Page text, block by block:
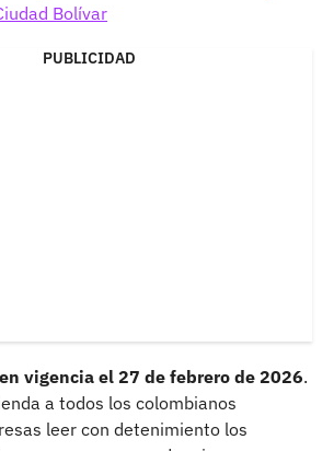
Bolívar
PUBLICIDAD
vigencia el 27 de febrero de 2026.
a todos los colombianos
leer con detenimiento los